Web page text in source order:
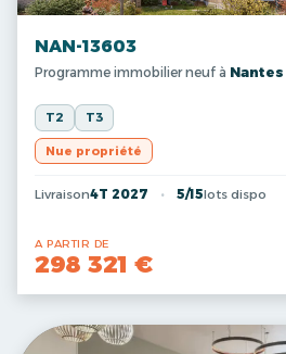
NAN-13603
Programme immobilier neuf à Nantes
T2 T3
Nue propriété
Livraison4T 2027 5/15lots dispo
A PARTIR DE
298 321 €